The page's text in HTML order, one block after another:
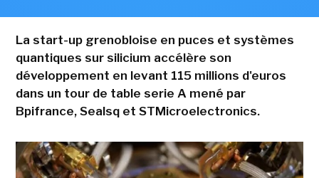
La start-up grenobloise en puces et systèmes
quantiques sur silicium accélère son
développement en levant 115 millions d'euros
dans un tour de table serie A mené par
Bpifrance, Sealsq et STMicroelectronics.